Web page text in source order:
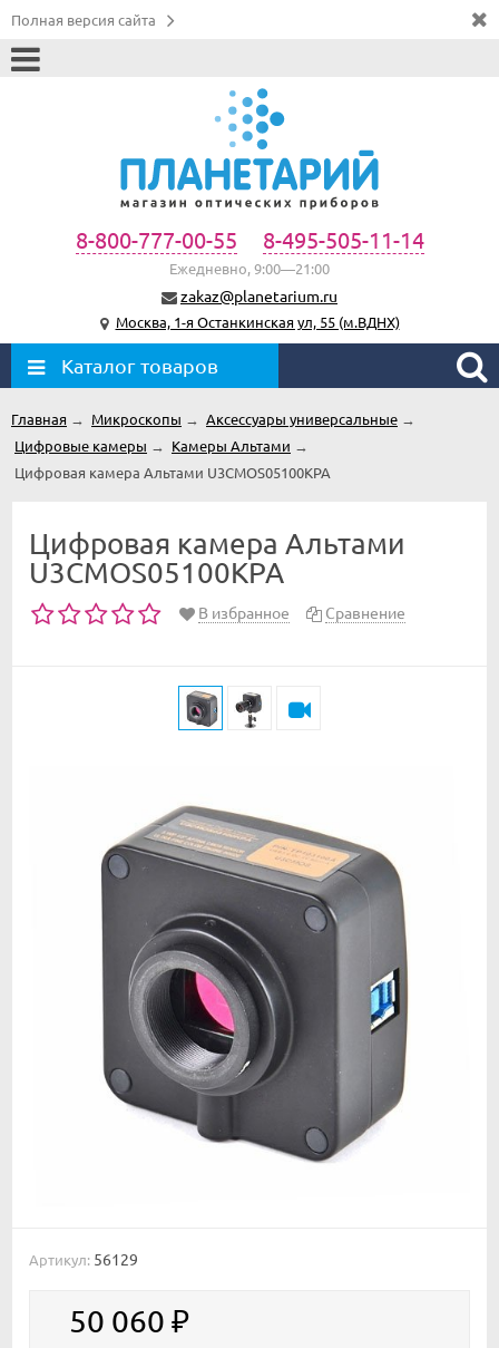
Полная версия сайта
8-800-777-00-55 8-495-505-11-14
Ежедневно, 9:00—21:00
zakaz@planetarium.ru
Москва, 1-я Останкинская ул, 55 (м.ВДНХ)
Каталог товаров
Главная → Микроскопы → Аксессуары универсальные →
Цифровые камеры → Kамеры Альтами →
Цифровая камера Альтами U3CMOS05100KPA
Цифровая камера Альтами
U3CMOS05100KPA
В избранное Сравнение
Артикул: 56129
50 060 ₽